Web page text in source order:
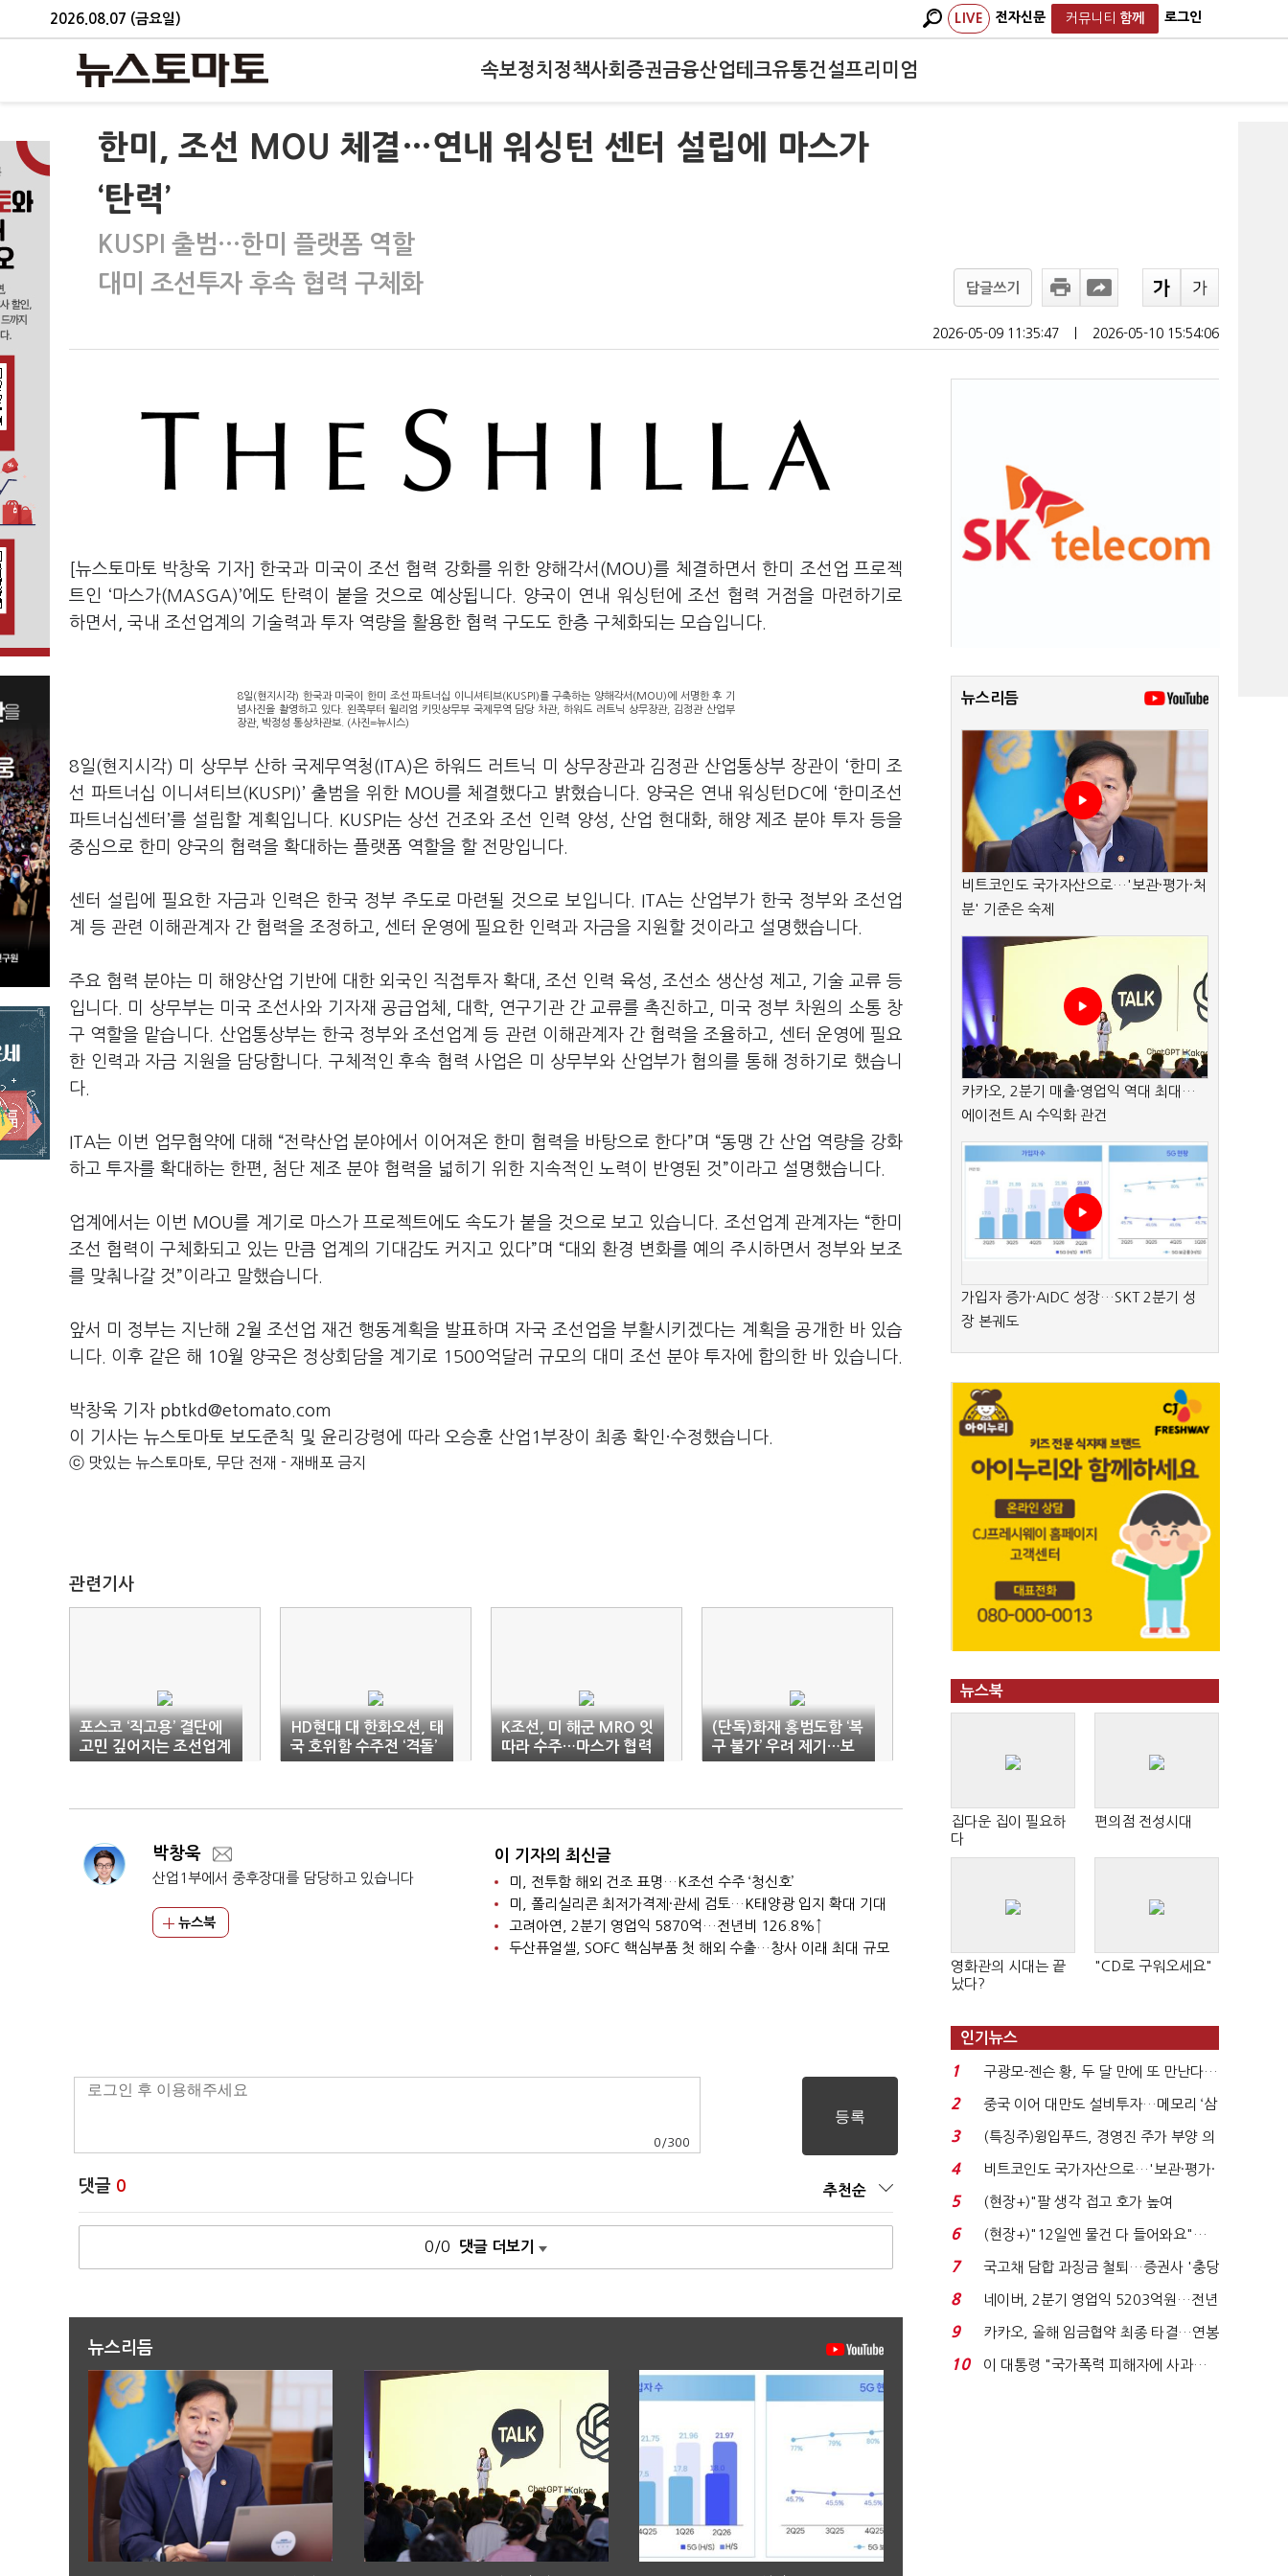
2026.08.07 (금요일) LIVE 전자신문 커뮤니티 함께 로그인
속보정치 정책사회 증권금융산업테크유통건설프리미엄
한미, 조선 MOU 체결…연내 워싱턴 센터 설립에 마스가
‘탄력’
KUSPI 출범…한미 플랫폼 역할
대미 조선투자 후속 협력 구체화
답글쓰기
2026-05-09 11:35:47 2026-05-10 15:54:06
[뉴스토마토 박창욱 기자] 한국과 미국이 조선 협력 강화를 위한 양해각서(MOU)를 체결하면서 한미 조선업 프로젝
트인 ‘마스가(MASGA)’에도 탄력이 붙을 것으로 예상됩니다. 양국이 연내 워싱턴에 조선 협력 거점을 마련하기로
하면서, 국내 조선업계의 기술력과 투자 역량을 활용한 협력 구도도 한층 구체화되는 모습입니다.
8일(현지시각) 한국과 미국이 한미 조선 파트너십 이니셔티브(KUSPI)를 구축하는 양해각서(MOU)에 서명한 후 기
념사진을 촬영하고 있다. 왼쪽부터 윌리엄 키밋상무부 국제무역 담당 차관, 하워드 러트닉 상무장관, 김정관 산업부
장관, 박정성 통상차관보. (사진=뉴시스)
8일(현지시각) 미 상무부 산하 국제무역청(ITA)은 하워드 러트닉 미 상무장관과 김정관 산업통상부 장관이 ‘한미 조
선 파트너십 이니셔티브(KUSPI)’ 출범을 위한 MOU를 체결했다고 밝혔습니다. 양국은 연내 워싱턴DC에 ‘한미조선
파트너십센터’를 설립할 계획입니다. KUSPI는 상선 건조와 조선 인력 양성, 산업 현대화, 해양 제조 분야 투자 등을
중심으로 한미 양국의 협력을 확대하는 플랫폼 역할을 할 전망입니다.
센터 설립에 필요한 자금과 인력은 한국 정부 주도로 마련될 것으로 보입니다. ITA는 산업부가 한국 정부와 조선업
계 등 관련 이해관계자 간 협력을 조정하고, 센터 운영에 필요한 인력과 자금을 지원할 것이라고 설명했습니다.
주요 협력 분야는 미 해양산업 기반에 대한 외국인 직접투자 확대, 조선 인력 육성, 조선소 생산성 제고, 기술 교류 등
입니다. 미 상무부는 미국 조선사와 기자재 공급업체, 대학, 연구기관 간 교류를 촉진하고, 미국 정부 차원의 소통 창
구 역할을 맡습니다. 산업통상부는 한국 정부와 조선업계 등 관련 이해관계자 간 협력을 조율하고, 센터 운영에 필요
한 인력과 자금 지원을 담당합니다. 구체적인 후속 협력 사업은 미 상무부와 산업부가 협의를 통해 정하기로 했습니
다.
ITA는 이번 업무협약에 대해 “전략산업 분야에서 이어져온 한미 협력을 바탕으로 한다”며 “동맹 간 산업 역량을 강화
하고 투자를 확대하는 한편, 첨단 제조 분야 협력을 넓히기 위한 지속적인 노력이 반영된 것”이라고 설명했습니다.
업계에서는 이번 MOU를 계기로 마스가 프로젝트에도 속도가 붙을 것으로 보고 있습니다. 조선업계 관계자는 “한미
조선 협력이 구체화되고 있는 만큼 업계의 기대감도 커지고 있다”며 “대외 환경 변화를 예의 주시하면서 정부와 보조
를 맞춰나갈 것”이라고 말했습니다.
앞서 미 정부는 지난해 2월 조선업 재건 행동계획을 발표하며 자국 조선업을 부활시키겠다는 계획을 공개한 바 있습
니다. 이후 같은 해 10월 양국은 정상회담을 계기로 1500억달러 규모의 대미 조선 분야 투자에 합의한 바 있습니다.
박창욱 기자 pbtkd@etomato.com
이 기사는 뉴스토마토 보도준칙 및 윤리강령에 따라 오승훈 산업1부장이 최종 확인·수정했습니다.
ⓒ 맛있는 뉴스토마토, 무단 전재 - 재배포 금지
관련기사
포스코 ‘직고용’ 결단에
고민 깊어지는 조선업계
HD현대 대 한화오션, 태
국 호위함 수주전 ‘격돌’
K조선, 미 해군 MRO 잇
따라 수주…마스가 협력
‘가속’
(단독)화재 홍범도함 ‘복
구 불가’ 우려 제기…보
험금만 수천억?
박창욱
산업1부에서 중후장대를 담당하고 있습니다
뉴스북
이 기자의 최신글
미, 전투함 해외 건조 표명…K조선 수주 ‘청신호’
미, 폴리실리콘 최저가격제·관세 검토…K태양광 입지 확대 기대
고려아연, 2분기 영업익 5870억…전년비 126.8%↑
두산퓨얼셀, SOFC 핵심부품 첫 해외 수출…창사 이래 최대 규모
0 /300
댓글 0 추천순
0/0 댓글 더보기
뉴스리듬
뉴스리듬
비트코인도 국가자산으로…'보관·평가·처
분' 기준은 숙제
카카오, 2분기 매출·영업익 역대 최대…
에이전트 AI 수익화 관건
가입자 증가·AIDC 성장…SKT 2분기 성
장 본궤도
뉴스북
집다운 집이 필요하
다
편의점 전성시대
영화관의 시대는 끝
났다?
"CD로 구워오세요"
인기뉴스
1
구광모-젠슨 황, 두 달 만에 또 만난다…
로봇·AI 등 논...
2
중국 이어 대만도 설비투자…메모리 ‘삼
국전쟁’
3
(특징주)윙입푸드, 경영진 주가 부양 의
지에 상한가...
4
비트코인도 국가자산으로…'보관·평가·
처분' 기준은 ...
5
(현장+)"팔 생각 접고 호가 높여
요"…'덜 똘똘한 한 채' 20...
6
(현장+)"12일엔 물건 다 들어와요"…
빈 매대 채우며 문 연 ...
7
국고채 담합 과징금 철퇴…증권사 '충당
금 폭탄' 우려...
8
네이버, 2분기 영업익 5203억원…전년
비 0.2% 감소...
9
카카오, 올해 임금협약 최종 타결…연봉
6.3% 인상·격려...
10
이 대통령 "국가폭력 피해자에 사과…